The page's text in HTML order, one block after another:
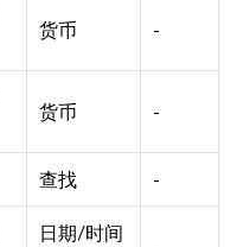
货币 -
货币 -
查找 -
日期/时间